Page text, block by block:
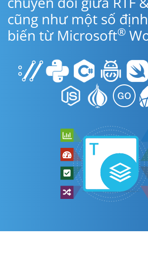
cũng như một số
biến từ Microsoft®